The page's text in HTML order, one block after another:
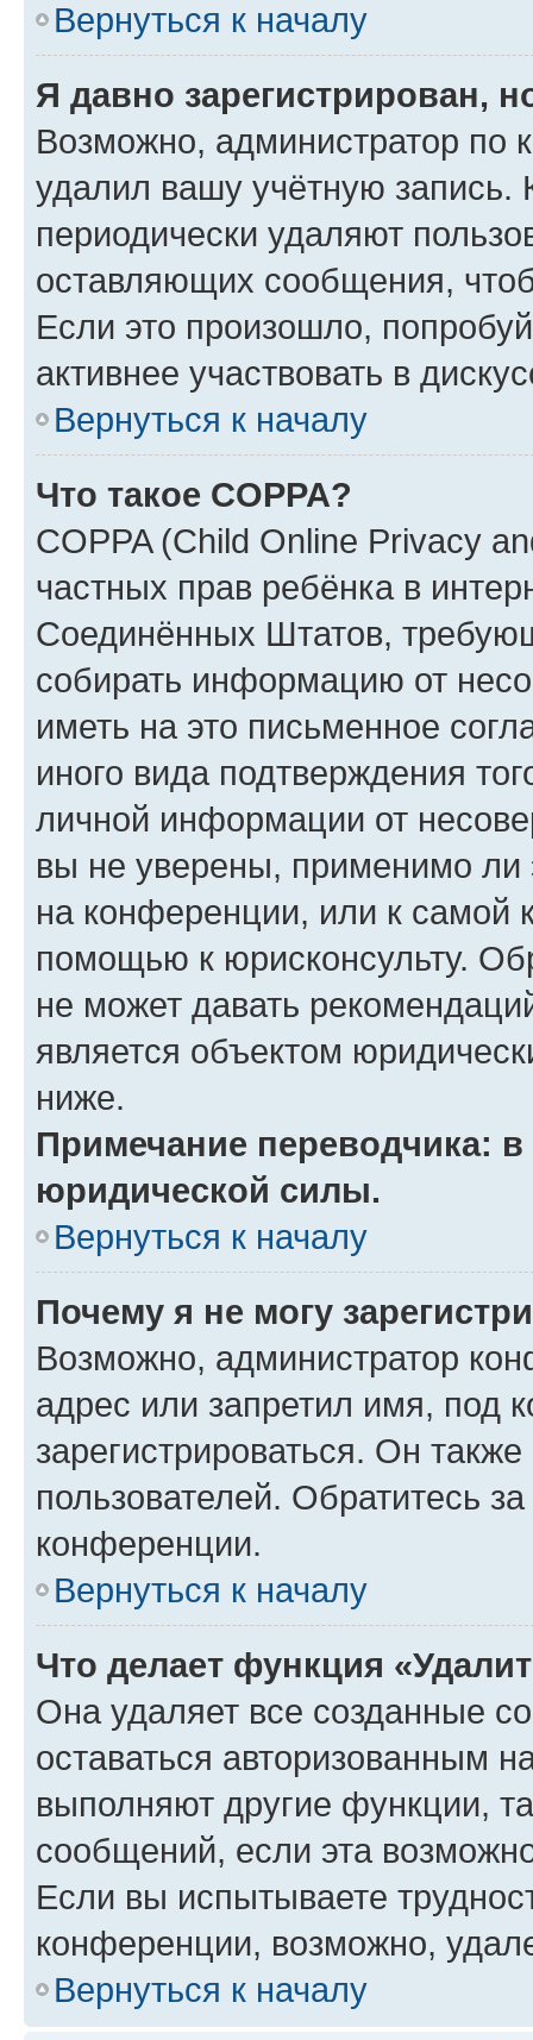
Вернуться к началу
Я давно зарегистрирован,
Возможно, администратор по
удалил вашу учётную запись.
периодически удаляют
оставляющих сообщения,
Если это произошло,
активнее участвовать в
Вернуться к началу
Что такое COPPA?
COPPA (Child Online Privacy
частных прав ребёнка в
Соединённых Штатов,
собирать информацию от
иметь на это письменное
иного вида подтверждения
личной информации от
вы не уверены, применимо ли
на конференции, или к самой
помощью к юрисконсульту.
не может давать
является объектом
ниже.
Примечание переводчика:
юридической силы.
Вернуться к началу
Почему я не могу
Возможно, администратор
адрес или запретил имя, под
зарегистрироваться. Он
пользователей. Обратитесь
конференции.
Вернуться к началу
Что делает функция
Она удаляет все созданные
оставаться авторизованным
выполняют другие функции,
сообщений, если эта
Если вы испытываете
конференции, возможно,
Вернуться к началу